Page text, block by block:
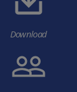
Download